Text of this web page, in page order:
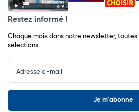
Restez informé !
Chaque mois dans notre newsletter,
sélections.
Input
Newsletter